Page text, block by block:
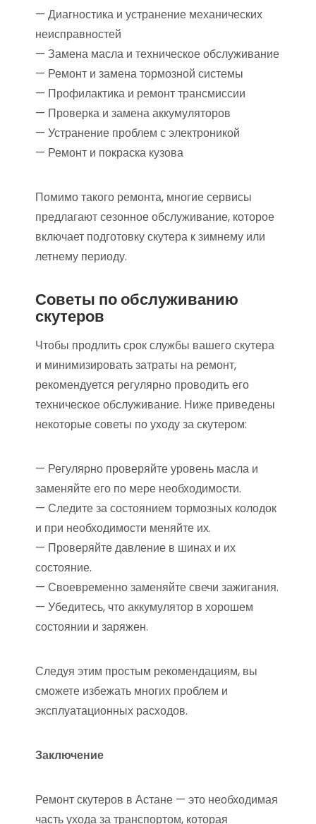
— Диагностика и устранение механических
неисправностей
— Замена масла и техническое обслуживание
— Ремонт и замена тормозной системы
— Профилактика и ремонт трансмиссии
— Проверка и замена аккумуляторов
— Устранение проблем с электроникой
— Ремонт и покраска кузова
Помимо такого ремонта, многие сервисы
предлагают сезонное обслуживание, которое
включает подготовку скутера к зимнему или
летнему периоду.
Советы по обслуживанию
скутеров
Чтобы продлить срок службы вашего скутера
и минимизировать затраты на ремонт,
рекомендуется регулярно проводить его
техническое обслуживание. Ниже приведены
некоторые советы по уходу за скутером:
— Регулярно проверяйте уровень масла и
заменяйте его по мере необходимости.
— Следите за состоянием тормозных колодок
и при необходимости меняйте их.
— Проверяйте давление в шинах и их
состояние.
— Своевременно заменяйте свечи зажигания.
— Убедитесь, что аккумулятор в хорошем
состоянии и заряжен.
Следуя этим простым рекомендациям, вы
сможете избежать многих проблем и
эксплуатационных расходов.
Заключение
Ремонт скутеров в Астане — это необходимая
часть ухода за транспортом, которая